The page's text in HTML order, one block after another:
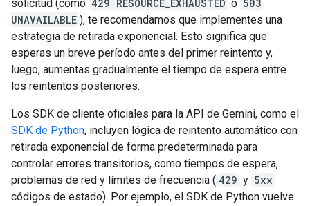
solicitud (como 429 RESOURCE_EXHAUSTED o 503
UNAVAILABLE ), te recomendamos que implementes una
estrategia de retirada exponencial. Esto significa que
esperas un breve período antes del primer reintento y,
luego, aumentas gradualmente el tiempo de espera entre
los reintentos posteriores.
Los SDK de cliente oficiales para la API de Gemini, como el
SDK de Python, incluyen lógica de reintento automático con
retirada exponencial de forma predeterminada para
controlar errores transitorios, como tiempos de espera,
problemas de red y límites de frecuencia ( 429 y 5xx
códigos de estado). Por ejemplo, el SDK de Python vuelve